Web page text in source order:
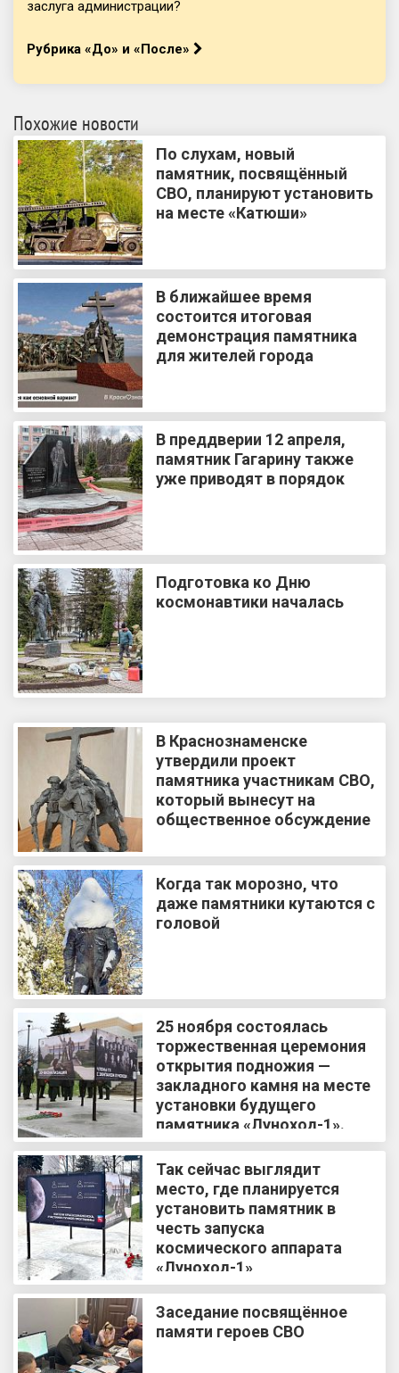
заслуга администрации?
Рубрика «До» и «После»
Похожие новости
По слухам, новый
памятник, посвящённый
СВО, планируют установить
на месте «Катюши»
В ближайшее время
состоится итоговая
демонстрация памятника
для жителей города
В преддверии 12 апреля,
памятник Гагарину также
уже приводят в порядок
Подготовка ко Дню
космонавтики началась
В Краснознаменске
утвердили проект
памятника участникам СВО,
который вынесут на
общественное обсуждение
Когда так морозно, что
даже памятники кутаются с
головой
25 ноября состоялась
торжественная церемония
открытия подножия —
закладного камня на месте
установки будущего
памятника «Луноход-1».
Так сейчас выглядит
место, где планируется
установить памятник в
честь запуска
космического аппарата
«Луноход-1»
Заседание посвящённое
памяти героев СВО